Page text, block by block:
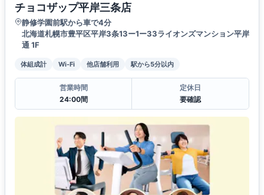
チョコザップ平岸三条店
静修学園前駅から車で4分
北海道札幌市豊平区平岸3条13ー1ー33ライオンズマンション平岸
通 1F
体組成計 Wi-Fi 他店舗利用 駅から5分以内
営業時間
24:00間
定休日
要確認